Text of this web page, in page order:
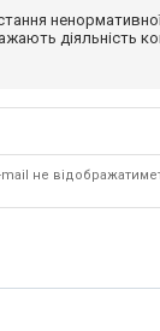
діяльність
не